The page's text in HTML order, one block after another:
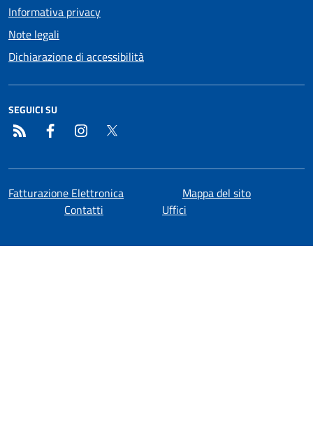
Informativa privacy
Note legali
Dichiarazione di accessibilità
SEGUICI SU
RSS Facebook Instagram
Fatturazione Elettronica
Mappa del sito
Contatti
Uffici